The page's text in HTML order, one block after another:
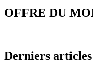
OFFRE DU
Derniers articles